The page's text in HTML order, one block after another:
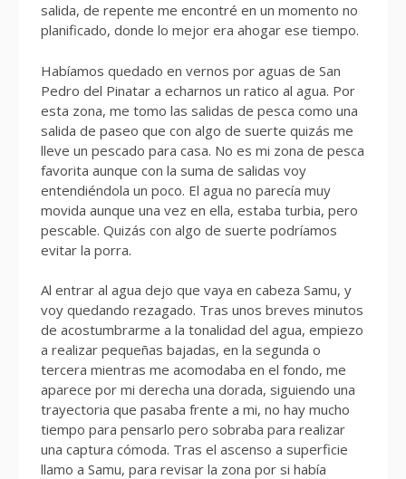
salida, de repente me encontré en un momento no
planificado, donde lo mejor era ahogar ese tiempo.
Habíamos quedado en vernos por aguas de San
Pedro del Pinatar a echarnos un ratico al agua. Por
esta zona, me tomo las salidas de pesca como una
salida de paseo que con algo de suerte quizás me
lleve un pescado para casa. No es mi zona de pesca
favorita aunque con la suma de salidas voy
entendiéndola un poco. El agua no parecía muy
movida aunque una vez en ella, estaba turbia, pero
pescable. Quizás con algo de suerte podríamos
evitar la porra.
Al entrar al agua dejo que vaya en cabeza Samu, y
voy quedando rezagado. Tras unos breves minutos
de acostumbrarme a la tonalidad del agua, empiezo
a realizar pequeñas bajadas, en la segunda o
tercera mientras me acomodaba en el fondo, me
aparece por mi derecha una dorada, siguiendo una
trayectoria que pasaba frente a mi, no hay mucho
tiempo para pensarlo pero sobraba para realizar
una captura cómoda. Tras el ascenso a superficie
llamo a Samu, para revisar la zona por si había